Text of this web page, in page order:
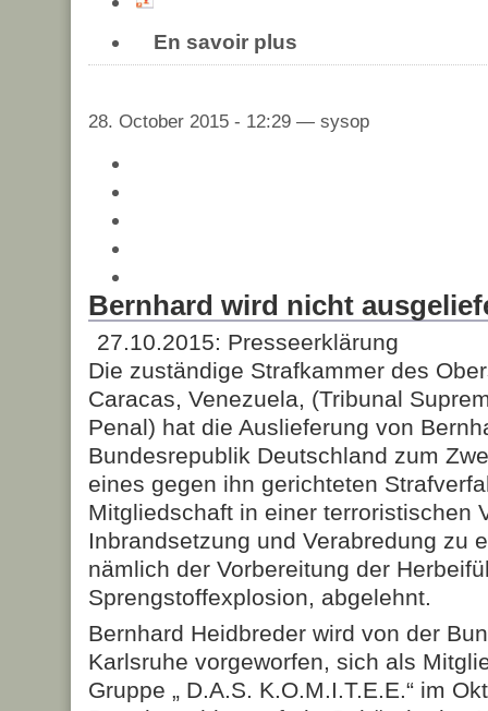
En savoir plus
28. October 2015 - 12:29 — sysop
Bernhard wird nicht
27.10.2015: Presseerklärung
Die zuständige Strafkammer des
Caracas, Venezuela, (Tribunal
Penal) hat die Auslieferung von
Bundesrepublik Deutschland zum
eines gegen ihn gerichteten
Mitgliedschaft in einer terroristischen
Inbrandsetzung und Verabredung zu
nämlich der Vorbereitung der
Sprengstoffexplosion, abgelehnt.
Bernhard Heidbreder wird von der
Karlsruhe vorgeworfen, sich als
Gruppe „ D.A.S. K.O.M.I.T.E.E.“ im